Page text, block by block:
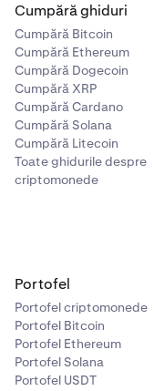
Cumpără ghiduri
Cumpără Bitcoin
Cumpără Ethereum
Cumpără Dogecoin
Cumpără XRP
Cumpără Cardano
Cumpără Solana
Cumpără Litecoin
Toate ghidurile despre
criptomonede
Portofel
Portofel criptomonede
Portofel Bitcoin
Portofel Ethereum
Portofel Solana
Portofel USDT